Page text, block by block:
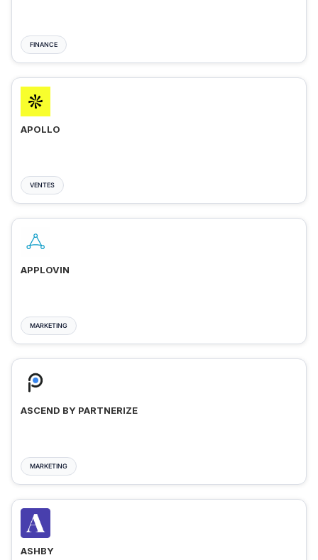
FINANCE
APOLLO
VENTES
APPLOVIN
MARKETING
ASCEND BY PARTNERIZE
MARKETING
ASHBY